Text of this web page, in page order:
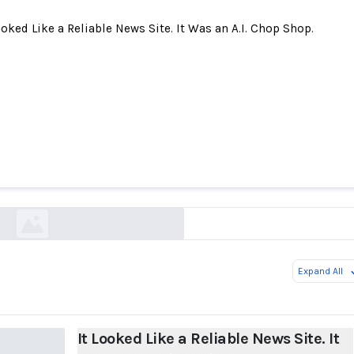
Like a Reliable News Site. It Was an A.I. Chop Shop.
Like a Reliable News Site. It Was an A.I. Chop
Expand All
It Looked Like a Reliable News Site. It